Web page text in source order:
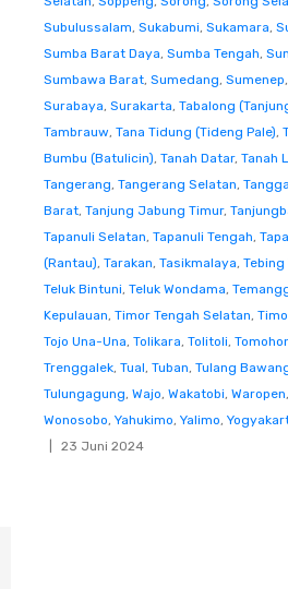
Subulussalam, Sukabumi, Sukamara,
Sumba Barat Daya, Sumba Tengah,
Sumbawa Barat, Sumedang, Sumenep,
Surabaya, Surakarta, Tabalong
Tambrauw, Tana Tidung (Tideng Pale),
Bumbu (Batulicin), Tanah Datar, Tanah
Tangerang, Tangerang Selatan,
Barat, Tanjung Jabung Timur,
Tapanuli Selatan, Tapanuli Tengah,
(Rantau), Tarakan, Tasikmalaya,
Teluk Bintuni, Teluk Wondama,
Kepulauan, Timor Tengah Selatan,
Tojo Una-Una, Tolikara, Tolitoli,
Trenggalek, Tual, Tuban, Tulang
Tulungagung, Wajo, Wakatobi, Waropen,
Wonosobo, Yahukimo, Yalimo,
23 Juni 2024